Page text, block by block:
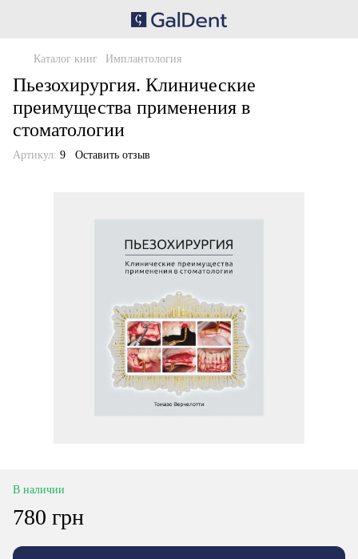
Каталог книг Имплантология
Пьезохирургия. Клинические
преимущества применения в
стоматологии
Артикул: 9 Оставить отзыв
В наличии
780 грн